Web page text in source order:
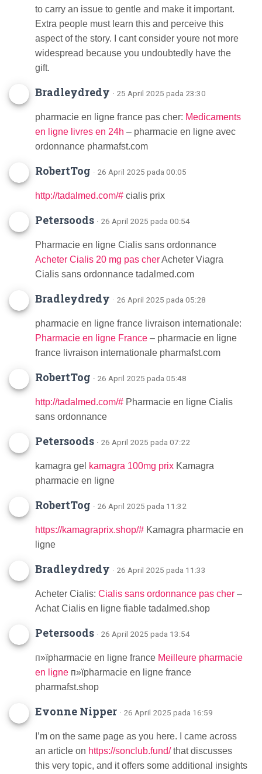
to carry an issue to gentle and make it important.
Extra people must learn this and perceive this
aspect of the story. I cant consider youre not more
widespread because you undoubtedly have the
gift.
Bradleydredy · 25 April 2025 pada 23:30
pharmacie en ligne france pas cher: Medicaments
en ligne livres en 24h – pharmacie en ligne avec
ordonnance pharmafst.com
RobertTog · 26 April 2025 pada 00:05
http://tadalmed.com/# cialis prix
Petersoods · 26 April 2025 pada 00:54
Pharmacie en ligne Cialis sans ordonnance
Acheter Cialis 20 mg pas cherAcheter Viagra
Cialis sans ordonnance tadalmed.com
Bradleydredy · 26 April 2025 pada 05:28
pharmacie en ligne france livraison internationale:
Pharmacie en ligne France – pharmacie en ligne
france livraison internationale pharmafst.com
RobertTog · 26 April 2025 pada 05:48
http://tadalmed.com/# Pharmacie en ligne Cialis
sans ordonnance
Petersoods · 26 April 2025 pada 07:22
kamagra gel kamagra 100mg prix Kamagra
pharmacie en ligne
RobertTog · 26 April 2025 pada 11:32
https://kamagraprix.shop/# Kamagra pharmacie en
ligne
Bradleydredy · 26 April 2025 pada 11:33
Acheter Cialis: Cialis sans ordonnance pas cher –
Achat Cialis en ligne fiable tadalmed.shop
Petersoods · 26 April 2025 pada 13:54
п»їpharmacie en ligne france Meilleure pharmacie
en ligne п»їpharmacie en ligne france
pharmafst.shop
Evonne Nipper · 26 April 2025 pada 16:59
I’m on the same page as you here. I came across
an article on https://sonclub.fund/that discusses
this very topic, and it offers some additional insights